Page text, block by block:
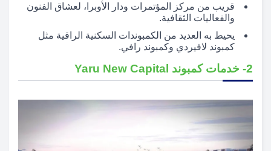
قريب من مركز المؤتمرات ودار الأوبرا، لعشاق الفنون
والفعاليات الثقافية.
يحيط به العديد من الكمبوندات السكنية الراقية مثل
كمبوند لافيردي وكمبوند رافي.
2- خدمات كمبوند Yaru New Capital